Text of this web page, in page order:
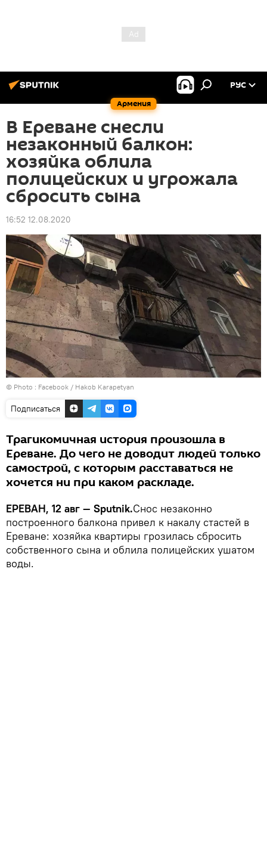
Армения
РУС
В Ереване снесли
незаконный балкон:
хозяйка облила
полицейских и угрожала
сбросить сына
16:52 12.08.2020
© Photo : Facebook / Hakob Karapetyan
Подписаться
Трагикомичная история произошла в
Ереване. До чего не доводит людей только
самострой, с которым расставаться не
хочется ни при каком раскладе.
ЕРЕВАН, 12 авг — Sputnik.Снос незаконно
построенного балкона привел к накалу стастей в
Ереване: хозяйка квартиры грозилась сбросить
собственного сына и облила полицейских ушатом
воды.